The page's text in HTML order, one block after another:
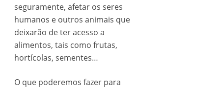
seguramente, afetar os seres
humanos e outros animais que
deixarão de ter acesso a
alimentos, tais como frutas,
hortícolas, sementes…
O que poderemos fazer para